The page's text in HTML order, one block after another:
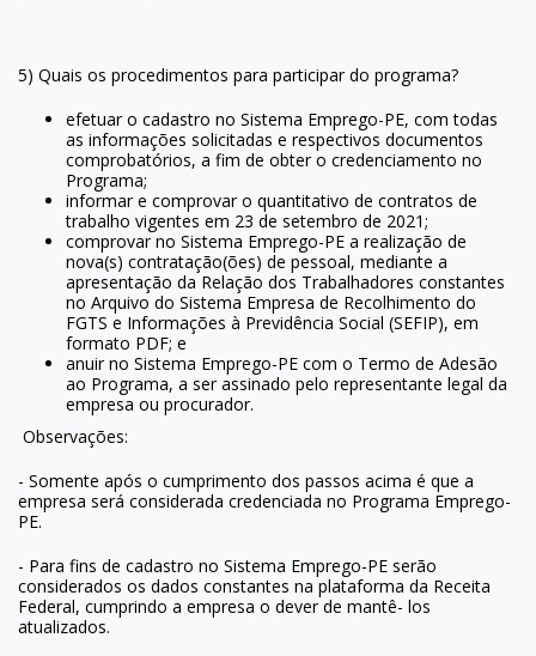
5) Quais os procedimentos para participar do programa?
efetuar o cadastro no Sistema Emprego-PE, com todas
as informações solicitadas e respectivos documentos
comprobatórios, a fim de obter o credenciamento no
Programa;
informar e comprovar o quantitativo de contratos de
trabalho vigentes em 23 de setembro de 2021;
comprovar no Sistema Emprego-PE a realização de
nova(s) contratação(ões) de pessoal, mediante a
apresentação da Relação dos Trabalhadores constantes
no Arquivo do Sistema Empresa de Recolhimento do
FGTS e Informações à Previdência Social (SEFIP), em
formato PDF; e
anuir no Sistema Emprego-PE com o Termo de Adesão
ao Programa, a ser assinado pelo representante legal da
empresa ou procurador.
Observações:
- Somente após o cumprimento dos passos acima é que a
empresa será considerada credenciada no Programa Emprego-
PE.
- Para fins de cadastro no Sistema Emprego-PE serão
considerados os dados constantes na plataforma da Receita
Federal, cumprindo a empresa o dever de mantê- los
atualizados.